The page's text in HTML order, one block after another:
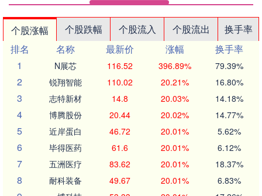
个股涨幅 个股跌幅 个股流入 个股流出
换手率
排名
名称 最新价 涨幅
换手率
1
N展芯 116.52 396.89% 79.39%
2 锐翔智能 110.02 20.21% 16.80%
3 志特新材 14.8 20.03% 14.18%
4 博腾股份 20.44 20.02% 14.77%
5 近岸蛋白 46.72 20.01% 5.62%
6 毕得医药 61.6 20.01% 6.12%
7 五洲医疗 83.62 20.01% 18.37%
8 耐科装备 49.67 20.01% 6.83%